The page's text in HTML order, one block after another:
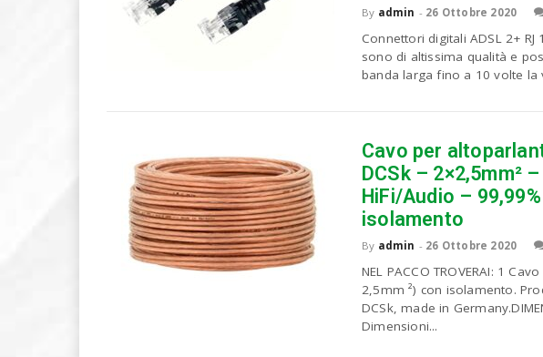
By admin - 26 Ottobre 2020
Connettori digitali ADSL 2+
sono di altissima qualità e
banda larga fino a 10 volte la
Cavo per
DCSk – 2×2,5mm²
HiFi/Audio –
isolamento
By admin - 26 Ottobre 2020
NEL PACCO TROVERAI: 1
2,5mm ²) con isolamento.
DCSk, made in
Dimensioni...